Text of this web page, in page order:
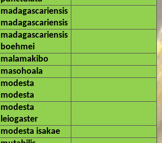
madagascariensis
madagascariensis
madagascariensis
boehmei
malamakibo
masohoala
modesta
modesta
modesta
leiogaster
modesta isakae